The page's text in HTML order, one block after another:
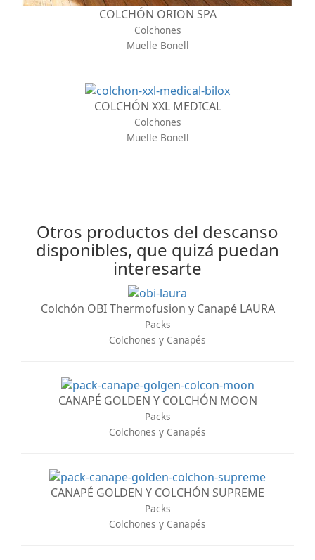
COLCHÓN ORION SPA
Colchones
Muelle Bonell
COLCHÓN XXL MEDICAL
Colchones
Muelle Bonell
Otros productos del descanso
disponibles, que quizá puedan
interesarte
Colchón OBI Thermofusion y Canapé LAURA
Packs
Colchones y Canapés
CANAPÉ GOLDEN Y COLCHÓN MOON
Packs
Colchones y Canapés
CANAPÉ GOLDEN Y COLCHÓN SUPREME
Packs
Colchones y Canapés